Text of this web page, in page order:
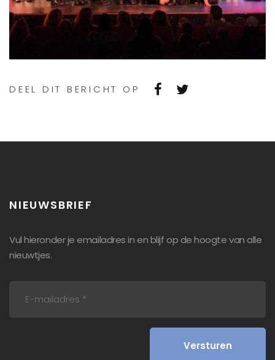
DEEL DIT BERICHT OP
NIEUWSBRIEF
Vul hieronder je emailadres in en blijf op de hoogte van alle
nieuwtjes.